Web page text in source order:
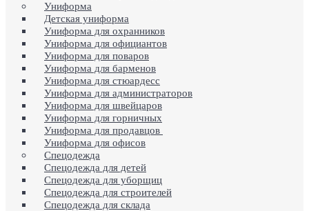
Униформа
Детская униформа
Униформа для охранников
Униформа для официантов
Униформа для поваров
Униформа для барменов
Униформа для стюардесс
Униформа для администраторов
Униформа для швейцаров
Униформа для горничных
Униформа для продавцов
Униформа для офисов
Спецодежда
Спецодежда для детей
Спецодежда для уборщиц
Спецодежда для строителей
Спецодежда для склада